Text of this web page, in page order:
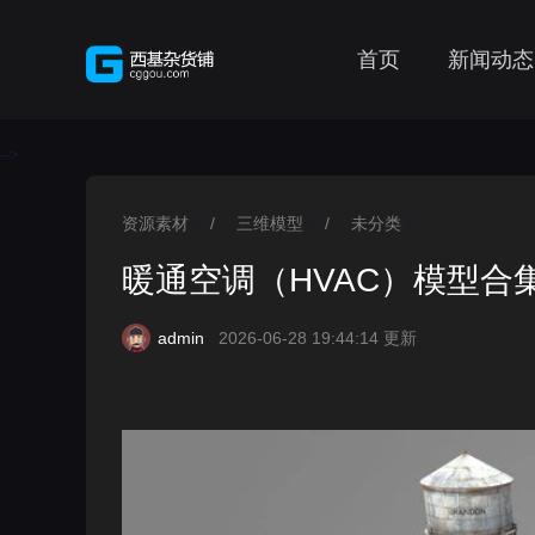
首页 新闻动态
-->
资源素材 / 三维模型 / 未分类
暖通空调（HVAC）模型合
admin 2026-06-28 19:44:14 更新